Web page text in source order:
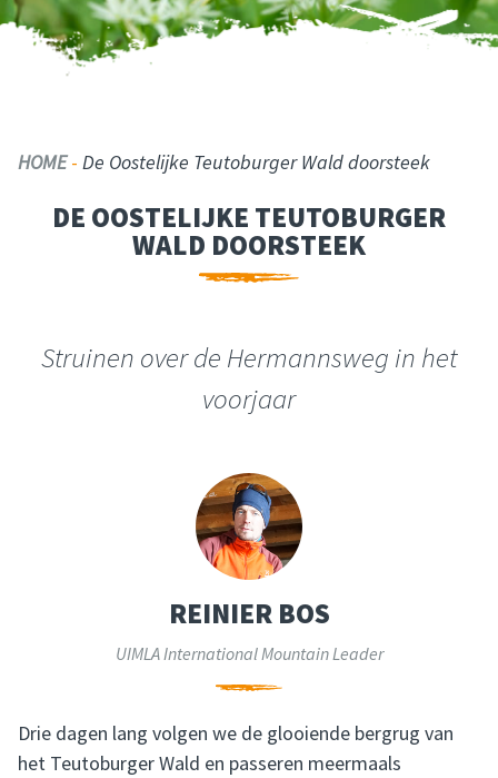
HOME- De Oostelijke Teutoburger Wald doorsteek
DE OOSTELIJKE TEUTOBURGER
WALD DOORSTEEK
Struinen over de Hermannsweg in het
voorjaar
REINIER BOS
UIMLA International Mountain Leader
Drie dagen lang volgen we de glooiende bergrug van
het Teutoburger Wald en passeren meermaals